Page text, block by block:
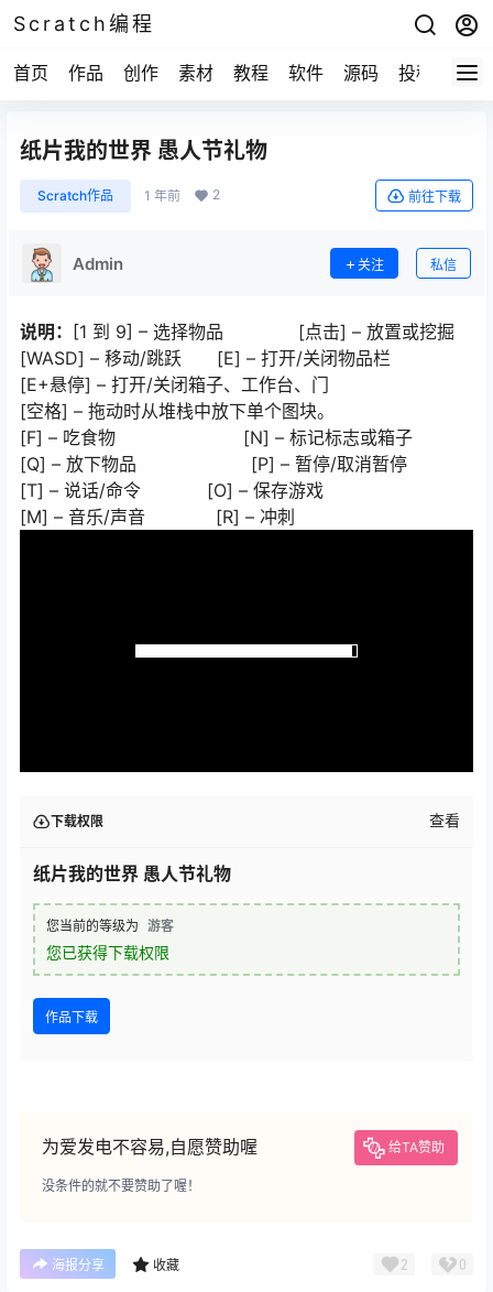
Scratch编程
首页 作品 创作 素材 教程 软件 源码 投稿 关于
纸片我的世界 愚人节礼物
Scratch作品 1 年前 2 前往下载
Admin 关注 私信
说明：
[1 到 9] – 选择物品 [点击] – 放置或挖掘
[WASD] – 移动/跳跃 [E] – 打开/关闭物品栏
[E+悬停] – 打开/关闭箱子、工作台、门
[空格] – 拖动时从堆栈中放下单个图块。
[F] – 吃食物 [N] – 标记标志或箱子
[Q] – 放下物品 [P] – 暂停/取消暂停
[T] – 说话/命令 [O] – 保存游戏
[M] – 音乐/声音 [R] – 冲刺
下载权限 查看
纸片我的世界 愚人节礼物
您当前的等级为 游客
您已获得下载权限
作品下载
为爱发电不容易,自愿赞助喔 给TA赞助
没条件的就不要赞助了喔！
海报分享 收藏 2 0